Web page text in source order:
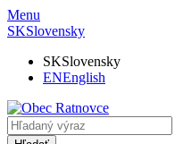
Menu
SKSlovensky
SKSlovensky
ENEnglish